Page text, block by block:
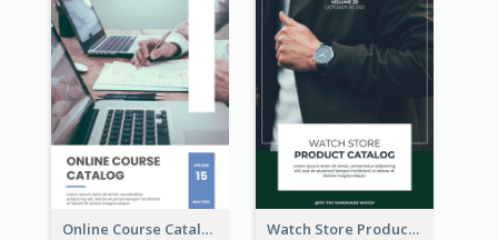
Online Course Catalog Watch Store Product Catalog